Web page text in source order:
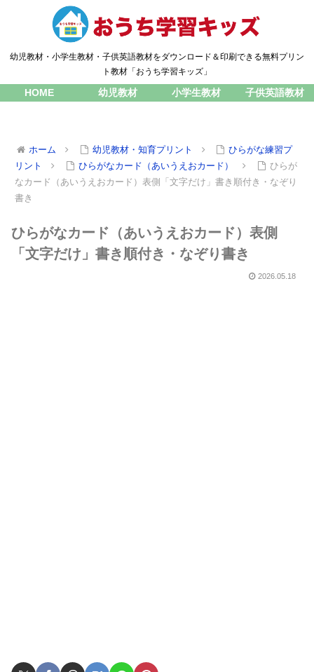
幼児教材・小学生教材・子供英語教材をダウンロード＆印刷できる無料プリン
ト教材「おうち学習キッズ」
HOME 幼児教材 小学生教材 子供英語教材
ホーム 幼児教材・知育プリント
ひらがな練習プ
リント
ひらがなカード（あいうえおカード）
ひらが
なカード（あいうえおカード）表側「文字だけ」書き順付き・なぞり
書き
ひらがなカード（あいうえおカード）表側
「文字だけ」書き順付き・なぞり書き
2026.05.18